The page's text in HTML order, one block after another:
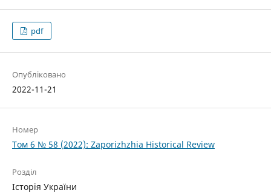
pdf
Опубліковано
2022-11-21
Номер
Том 6 № 58 (2022): Zaporizhzhia Historical Review
Розділ
Історія України